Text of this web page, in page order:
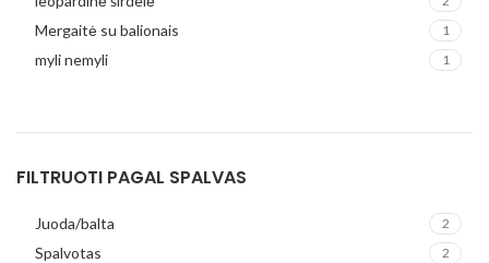
Mergaitė su balionais 1
myli nemyli 1
FILTRUOTI PAGAL SPALVAS
Juoda/balta 2
Spalvotas 2